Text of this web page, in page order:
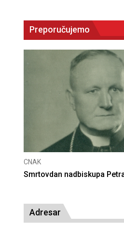
Preporučujemo
CNAK
Deseta obljetnica
Adresar